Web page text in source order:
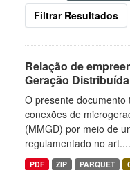
Filtrar Resultados
Relação de
Geração Distribuída
O presente
conexões de
(MMGD) por meio de
regulamentado no art....
PDF ZIP PARQUET